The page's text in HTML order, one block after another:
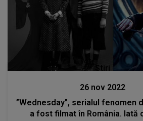
Stiri
26 nov 2022
”Wednesday”, serialul fenomen
a fost filmat în România. Iată